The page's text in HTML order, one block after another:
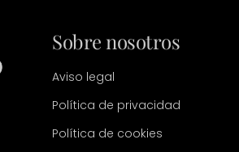
Sobre nosotros
Aviso legal
Política de privacidad
Política de cookies